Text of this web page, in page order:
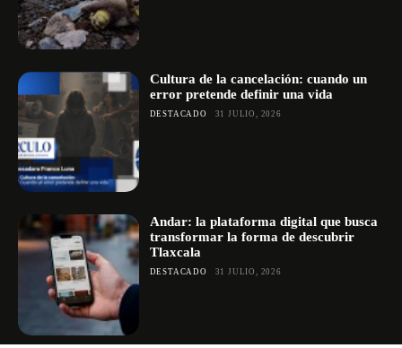
Cultura de la cancelación: cuando un
error pretende definir una vida
DESTACADO 31 JULIO, 2026
Andar: la plataforma digital que busca
transformar la forma de descubrir
Tlaxcala
DESTACADO 31 JULIO, 2026